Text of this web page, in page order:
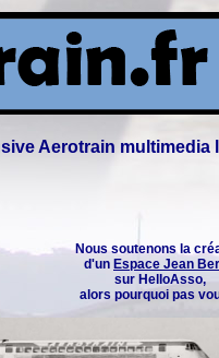
Aerotrain multimedia
Nous soutenons la
d'un Espace Jean
sur HelloAsso,
alors pourquoi pas